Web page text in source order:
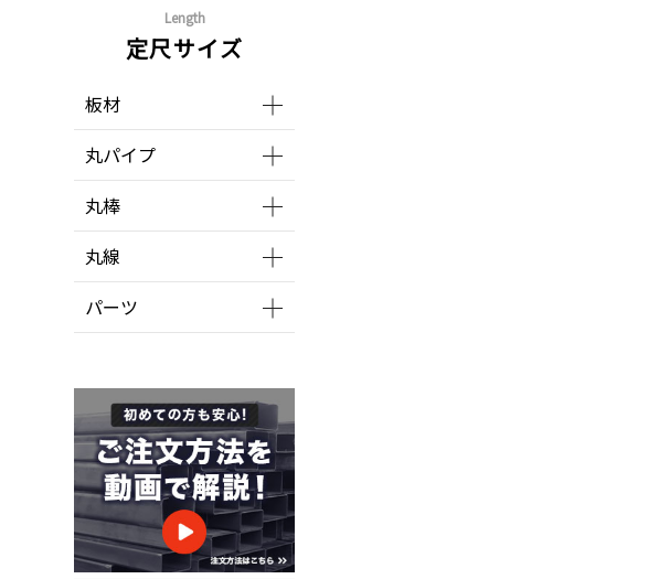
Length
定尺サイズ
板材
丸パイプ
丸棒
丸線
パーツ